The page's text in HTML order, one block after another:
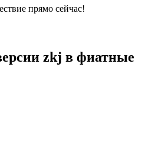
прямо сейчас!
zkj в фиатные